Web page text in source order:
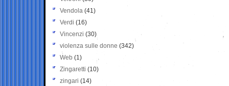
Vendola (41)
Verdi (16)
Vincenzi (30)
violenza sulle donne (342)
Web (1)
Zingaretti (10)
zingari (14)